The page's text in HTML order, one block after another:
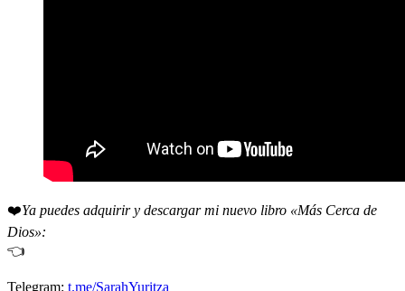
❤️Ya puedes adquirir y descargar mi nuevo libro «Más Cerca de
Dios»:
👈
Telegram: t.me/SarahYuritza